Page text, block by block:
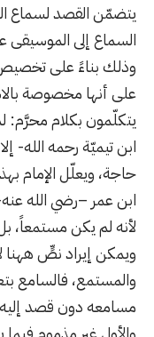
يتضمّن القصد لسماع
السماع إلى الموسيقى
وذلك بناءً على تخصيص
على أنها مخصوصة
يتكلّمون بكلام محرَّم:
ابن تيميّة رحمه الله-
حاجة، ويعلّل الإمام
ابن عمر –رضي الله
لأنه لم يكن مستمعاً،
ويمكن إيراد نصٍّ ههنا
والمستمع، فالسامع
مسامعه دون قصد